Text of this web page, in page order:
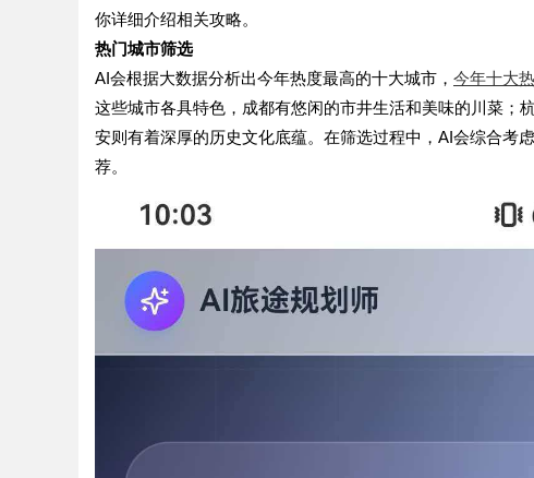
你详细介绍相关攻略。
热门城市筛选
AI会根据大数据分析出今年热度最高的十大城市， 今年十大
这些城市各具特色，成都有悠闲的市井生活和美味的川菜；
安则有着深厚的历史文化底蕴。在筛选过程中， AI会综合考
荐。